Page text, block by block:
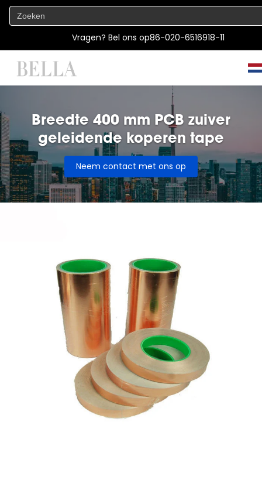
Vragen? Bel ons op86-020-6516918-11
Breedte 400 mm PCB zuiver
geleidende koperen tape
Neem contact met ons op